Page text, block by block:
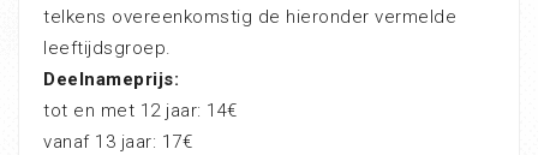
telkens overeenkomstig de hieronder vermelde
leeftijdsgroep.
Deelnameprijs:
tot en met 12 jaar: 14€
vanaf 13 jaar: 17€